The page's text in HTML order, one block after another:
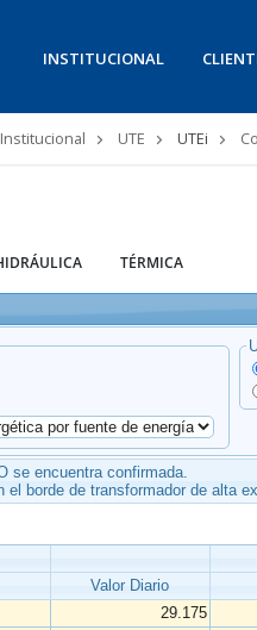
INSTITUCIONAL
Institucional UTE UTEi